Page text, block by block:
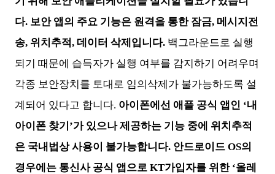
다. 보안 앱의 주요 기능은 원격을 통한 잠금, 메시지전
송, 위치추적, 데이터 삭제입니다. 백그라운드로 실행
되기 때문에 습득자가 실행 여부를 감지하기 어려우며
각종 보안장치를 토대로 임의삭제가 불가능하도록 설
계되어 있다고 합니다. 아이폰에선 애플 공식 앱인 ‘내
아이폰 찾기’가 있으나 제공하는 기능 중에 위치추적
은 국내법상 사용이 불가능합니다. 안드로이드 OS의
경우에는 통신사 공식 앱으로 KT가입자를 위한 ‘올레